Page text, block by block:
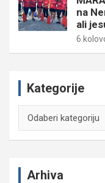
na
ali
6
Kategorije
Arhiva